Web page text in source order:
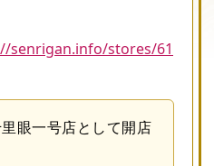
senrigan.info/stores/61
眼一号店として開店